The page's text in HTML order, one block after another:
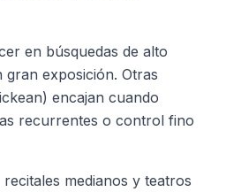
en búsquedas de alto
exposición. Otras
encajan cuando
recurrentes o control fino
medianos y teatros